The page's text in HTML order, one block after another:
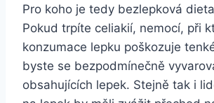
Pro koho je tedy bezlepková
Pokud trpíte celiakií, nemocí, při
konzumace lepku poškozuje
byste se bezpodmínečně
obsahujících lepek. Stejně tak i